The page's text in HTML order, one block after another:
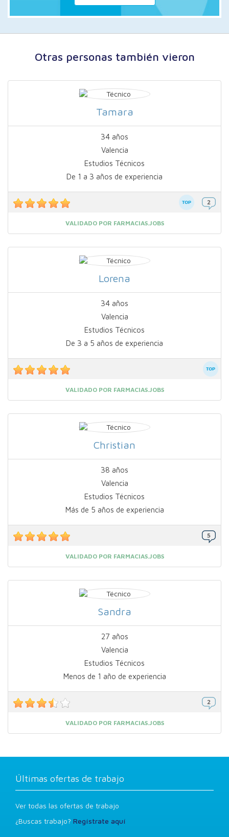
Otras personas también vieron
Tamara
34 años
Valencia
Estudios Técnicos
De 1 a 3 años de experiencia
VALIDADO POR FARMACIAS.JOBS
Lorena
34 años
Valencia
Estudios Técnicos
De 3 a 5 años de experiencia
VALIDADO POR FARMACIAS.JOBS
Christian
38 años
Valencia
Estudios Técnicos
Más de 5 años de experiencia
VALIDADO POR FARMACIAS.JOBS
Sandra
27 años
Valencia
Estudios Técnicos
Menos de 1 año de experiencia
VALIDADO POR FARMACIAS.JOBS
Últimas ofertas de trabajo
Ver todas las ofertas de trabajo
¿Buscas trabajo? Regístrate aquí